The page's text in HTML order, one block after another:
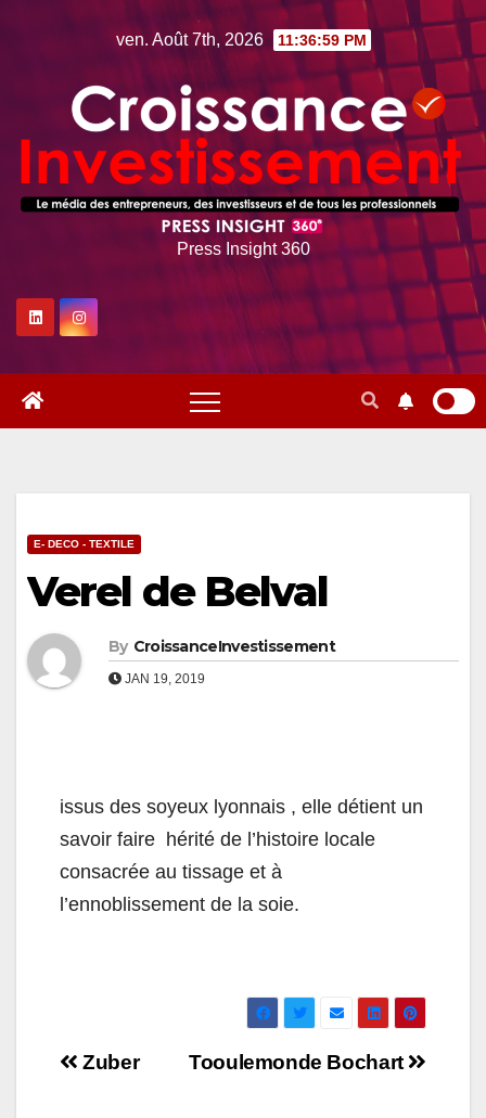
ven. Août 7th, 2026 11:37:00 PM
Press Insight 360
E- DECO - TEXTILE
Verel de Belval
By CroissanceInvestissement
JAN 19, 2019
issus des soyeux lyonnais , elle détient un
savoir faire hérité de l’histoire locale
consacrée au tissage et à
l’ennoblissement de la soie.
NavigationTooulemonde Bochart
Zuber